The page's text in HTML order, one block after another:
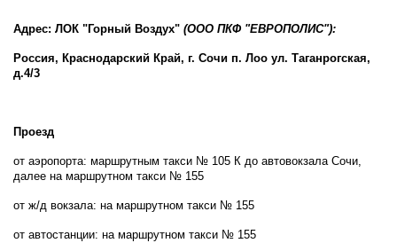
Адрес: ЛОК "Горный Воздух" (ООО ПКФ "ЕВРОПОЛИС"):
Россия, Краснодарский Край, г. Сочи п. Лоо ул. Таганрогская,
д.4/3
Проезд
от аэропорта: маршрутным такси № 105 К до автовокзала Сочи,
далее на маршрутном такси № 155
от ж/д вокзала: на маршрутном такси № 155
от автостанции: на маршрутном такси № 155